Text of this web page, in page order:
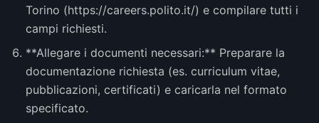
Torino (https://careers.polito.it/) e compilare tutti i
campi richiesti.
**Allegare i documenti necessari:** Preparare la
documentazione richiesta (es. curriculum vitae,
pubblicazioni, certificati) e caricarla nel formato
specificato.